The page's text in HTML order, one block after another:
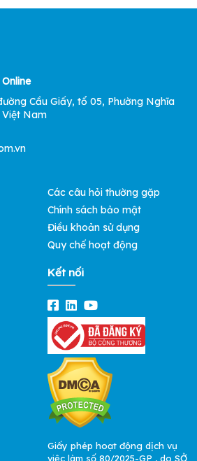
Cầu Giấy, tổ 05, Phường Nghĩa
Nam
Các câu hỏi thường gặp
Chính sách bảo mật
Điều khoản sử dụng
Quy chế hoạt động
Kết nối
Giấy phép hoạt động dịch vụ
việc làm số 80/2025-GP , do SỞ